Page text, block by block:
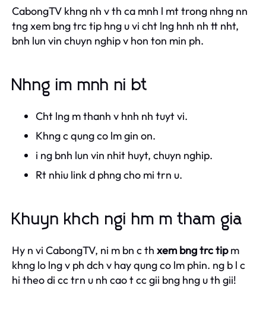
CabongTV khng nh v th ca mnh l mt trong nhng nn
tng xem bng trc tip hng u vi cht lng hnh nh tt nht,
bnh lun vin chuyn nghip v hon ton min ph.
Nhng im mnh ni bt
Cht lng m thanh v hnh nh tuyt vi.
Khng c qung co lm gin on.
i ng bnh lun vin nhit huyt, chuyn nghip.
Rt nhiu link d phng cho mi trn u.
Khuyn khch ngi hm m tham gia
Hy n vi CabongTV, ni m bn c th xem bng trc tipm
khng lo lng v ph dch v hay qung co lm phin. ng b l c
hi theo di cc trn u nh cao t cc gii bng hng u th gii!